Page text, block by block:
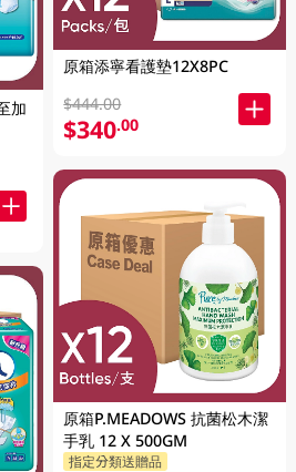
加
原箱添寧看護墊12X8PC
$444.00
$340.00
原箱P.MEADOWS 抗菌松木潔
手乳 12 X 500GM
指定分類送贈品